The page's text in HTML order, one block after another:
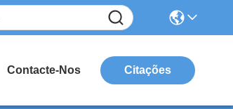
Contacte-Nos Citações